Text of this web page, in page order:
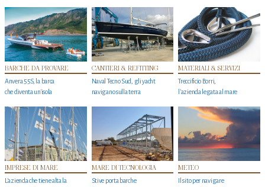
BARCHE DA PROVARE
Anvera 55S, la barca
che diventa un'isola
CANTIERI & REFITTING
Naval Tecno Sud, gli yacht
navigano sulla terra
MATERIALI & SERVIZI
Treccificio Borri,
l'azienda legata al mare
IMPRESE DI MARE
L'azienda che tiene alta la
MARE DI TECNOLOGIA
Stive porta barche
METEO
Il sito per navigare